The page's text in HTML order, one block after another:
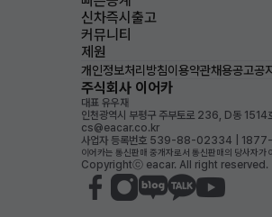
신차즉시출고
커뮤니티
제원
개인정보처리방침이용약관채용공고공
주식회사 이어카
대표 유우재
인천광역시 부평구 주부토로 236, D동 1514
cs@eacar.co.kr
사업자 등록번호 539-88-02334 |
이어카는 통신판매 중개자로서 통신판매의 당사자
Copyrightⓒ eacar. All right reserved.